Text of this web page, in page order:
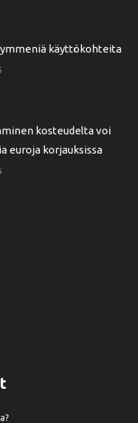
käyttökohteita
kosteudelta voi
euroja korjauksissa